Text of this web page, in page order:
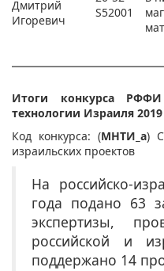
Дмитрий
Игоревич
S52001
Итоги конкурса
технологии Израиля
Код конкурса: (МНТИ_а)
израильских проектов
На российско-
года подано 63
экспертизы,
российской и
поддержано 14